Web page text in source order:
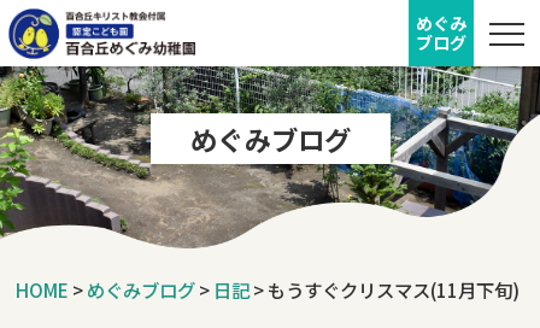
めぐみ
ブログ
めぐみブログ
HOME >めぐみブログ> 日記>もうすぐクリスマス(11月下旬)